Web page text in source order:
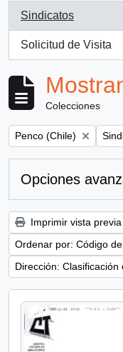
Sindicatos
, 1 resultados
Solicitud de Visita
, 1 resultados
Colecciones
Remove filter:
Penco (Chile)
Opciones
Imprimir vista previa
Ordenar por: Código
Dirección: